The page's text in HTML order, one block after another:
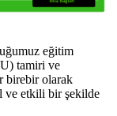
eğitim
tamiri ve
birebir olarak
ve etkili bir şekilde